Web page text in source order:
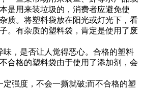
是用来装垃圾的，消费者应避免使
质。将塑料袋放在阳光或灯光下，看
。有杂质的塑料袋，肯定是使用了废
味，是否让人觉得恶心。合格的塑料
合格的塑料袋由于使用了添加剂，会
定强度，不会一撕就破;而不合格的塑